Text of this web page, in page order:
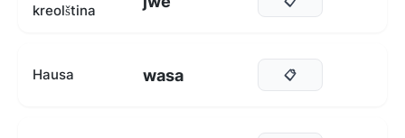
kreolština
Hausa wasa 📋